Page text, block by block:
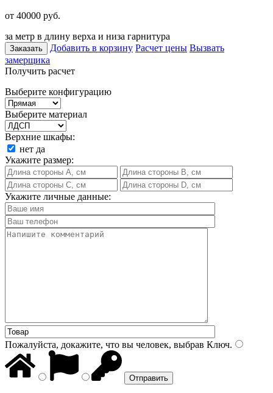
от 40000 руб.
за метр в длину верха и низа гарнитура
Заказать Добавить в корзину Расчет цены Вызвать
замерщика
Получить расчет
Выберите конфигурацию
Выберите материал
Верхние шкафы:
нет да
Укажите размер:
Укажите личные данные:
Пожалуйста, докажите, что вы человек, выбрав Ключ.